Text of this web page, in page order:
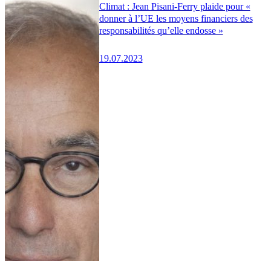
Climat : Jean Pisani-Ferry plaide pour «
donner à l’UE les moyens financiers des
responsabilités qu’elle endosse »
19.07.2023